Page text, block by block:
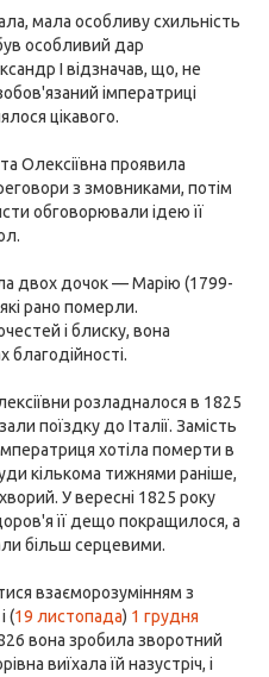
мала особливу схильність
особливий дар
I відзначав, що, не
імператриці
цікавого.
Олексіївна проявила
з змовниками, потім
обговорювали ідею її
двох дочок — Марію (1799-
рано померли.
і блиску, вона
благодійності.
розладналося в 1825
поїздку до Італії. Замість
хотіла померти в
кількома тижнями раніше,
У вересні 1825 року
її дещо покращилося, а
більш серцевими.
взаєморозумінням з
(19 листопада) 1 грудня
вона зробила зворотний
виїхала їй назустріч, і